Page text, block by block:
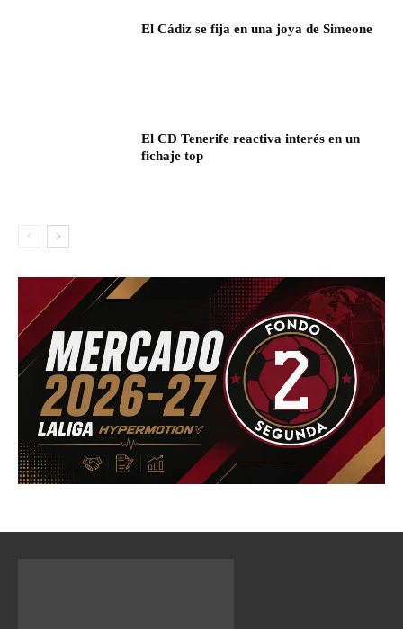
El Cádiz se fija en una joya de Simeone
El CD Tenerife reactiva interés en un
fichaje top